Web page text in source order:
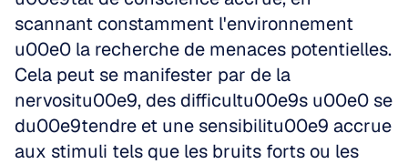
scannant constamment l'environnement
u00e0 la recherche de menaces potentielles.
Cela peut se manifester par de la
nervositu00e9, des difficultu00e9s u00e0 se
du00e9tendre et une sensibilitu00e9 accrue
aux stimuli tels que les bruits forts ou les